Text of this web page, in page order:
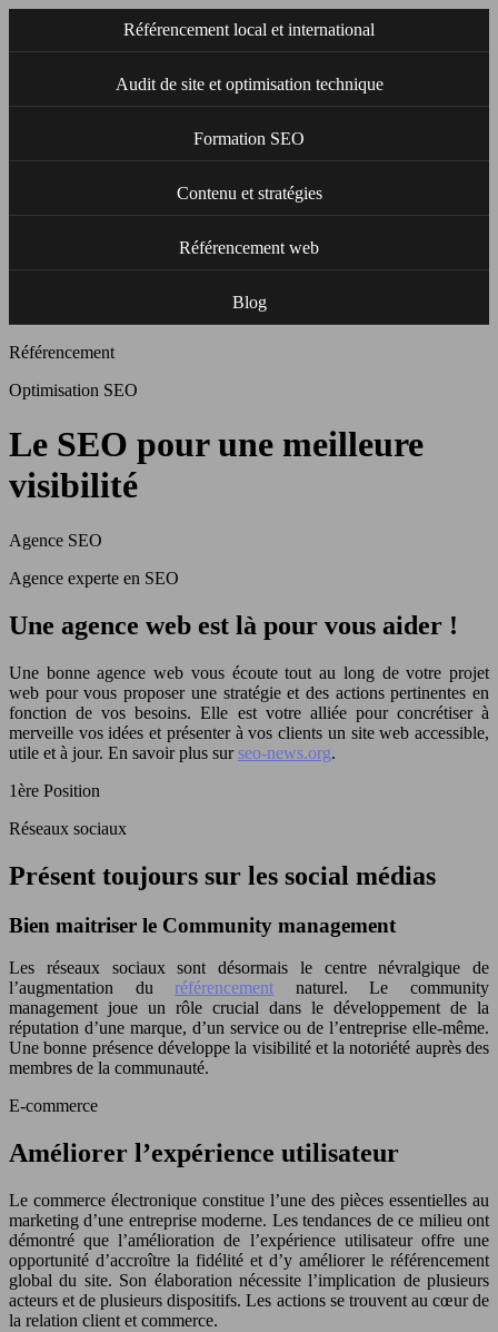
Référencement local et international
Audit de site et optimisation technique
Formation SEO
Contenu et stratégies
Référencement web
Blog
Référencement
Optimisation SEO
Le SEO pour une meilleure
visibilité
Agence SEO
Agence experte en SEO
Une agence web est là pour vous aider !
Une bonne agence web vous écoute tout au long de votre projet
web pour vous proposer une stratégie et des actions pertinentes en
fonction de vos besoins. Elle est votre alliée pour concrétiser à
merveille vos idées et présenter à vos clients un site web accessible,
utile et à jour. En savoir plus sur seo-news.org.
1ère Position
Réseaux sociaux
Présent toujours sur les social médias
Bien maitriser le Community management
Les réseaux sociaux sont désormais le centre névralgique de
l’augmentation du référencement naturel. Le community
management joue un rôle crucial dans le développement de la
réputation d’une marque, d’un service ou de l’entreprise elle-même.
Une bonne présence développe la visibilité et la notoriété auprès des
membres de la communauté.
E-commerce
Améliorer l’expérience utilisateur
Le commerce électronique constitue l’une des pièces essentielles au
marketing d’une entreprise moderne. Les tendances de ce milieu ont
démontré que l’amélioration de l’expérience utilisateur offre une
opportunité d’accroître la fidélité et d’y améliorer le référencement
global du site. Son élaboration nécessite l’implication de plusieurs
acteurs et de plusieurs dispositifs. Les actions se trouvent au cœur de
la relation client et commerce.